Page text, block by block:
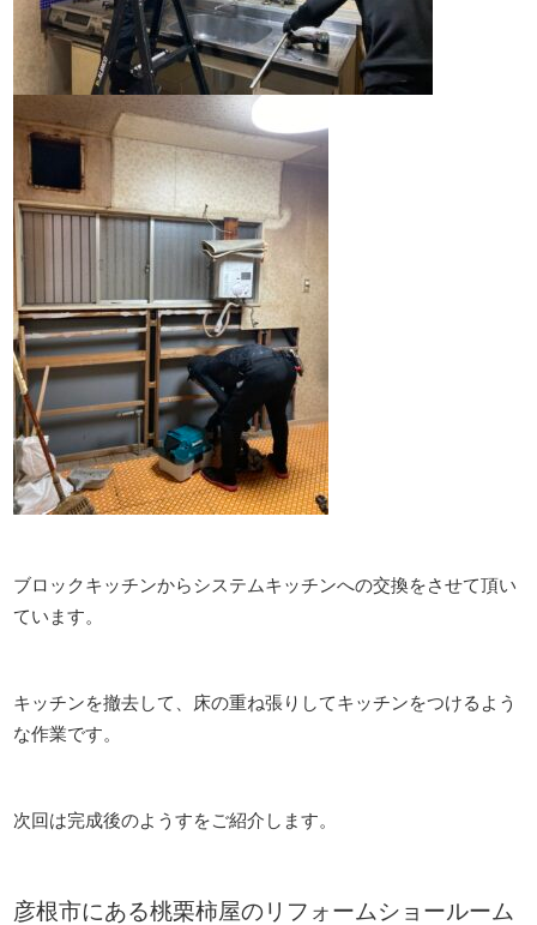
ブロックキッチンからシステムキッチンへの交換をさせて頂い
ています。
キッチンを撤去して、床の重ね張りしてキッチンをつけるよう
な作業です。
次回は完成後のようすをご紹介します。
彦根市にある桃栗柿屋のリフォームショールーム